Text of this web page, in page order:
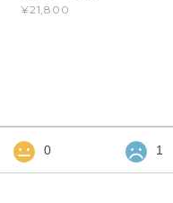
¥21,800
0 1